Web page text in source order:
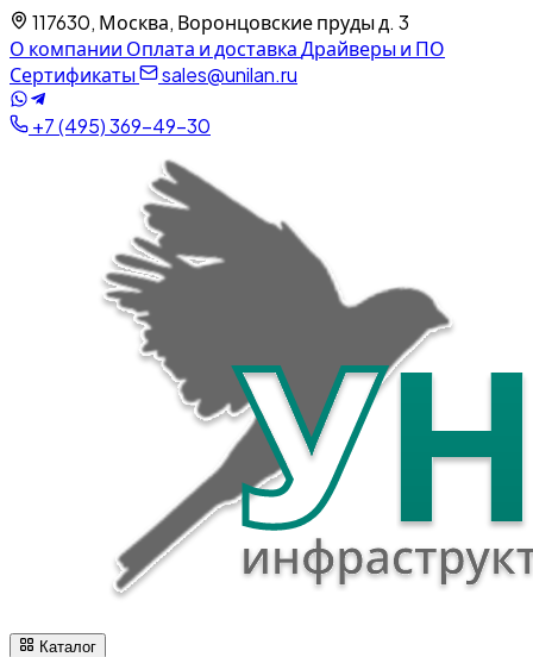
117630, Москва, Воронцовские пруды д. 3
О компании Оплата и доставкаДрайверы и ПО
Сертификаты
sales@unilan.ru
+7 (495) 369-49-30
Каталог